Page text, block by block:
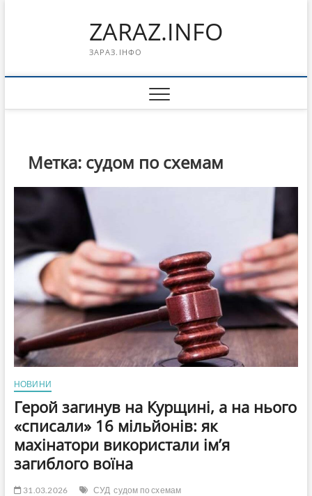
ZARAZ.INFO
ЗАРАЗ.ІНФО
Метка: судом по схемам
НОВИНИ
Герой загинув на Курщині, а на нього
«списали» 16 мільйонів: як
махінатори використали ім’я
загиблого воїна
31.03.2026 СУД судом по схемам